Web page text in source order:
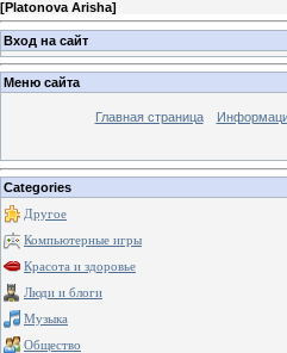
[Platonova Arisha]
Вход на сайт
Меню сайта
Главная страница
Categories
Другое
Компьютерные игры
Красота и здоровье
Люди и блоги
Музыка
Общество